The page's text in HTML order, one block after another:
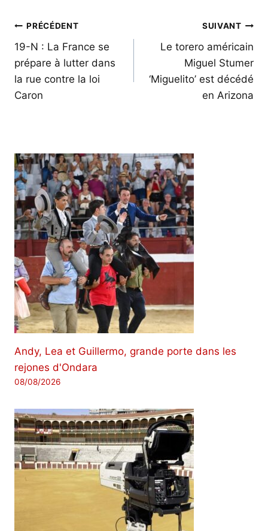
Navigation
de
l’article
PRÉCÉDENT
19-N : La France se
prépare à lutter dans
la rue contre la loi
Caron
SUIVANT
Le torero américain
Miguel Stumer
‘Miguelito’ est décédé
en Arizona
Andy, Lea et Guillermo, grande porte dans les
rejones d'Ondara
08/08/2026